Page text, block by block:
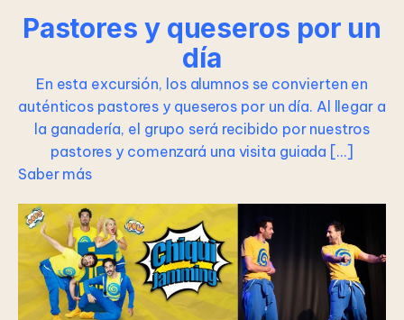
Pastores y queseros por un
día
En esta excursión, los alumnos se convierten en
auténticos pastores y queseros por un día. Al llegar a
la ganadería, el grupo será recibido por nuestros
pastores y comenzará una visita guiada […]
Saber más